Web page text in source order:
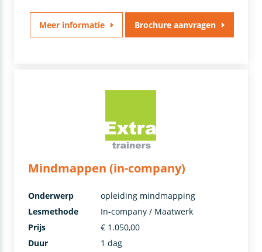
Meer informatie Brochure aanvragen
Mindmappen (in-company)
Onderwerp
opleiding mindmapping
Lesmethode
In-company / Maatwerk
Prijs
€ 1.050,00
Duur
1 dag